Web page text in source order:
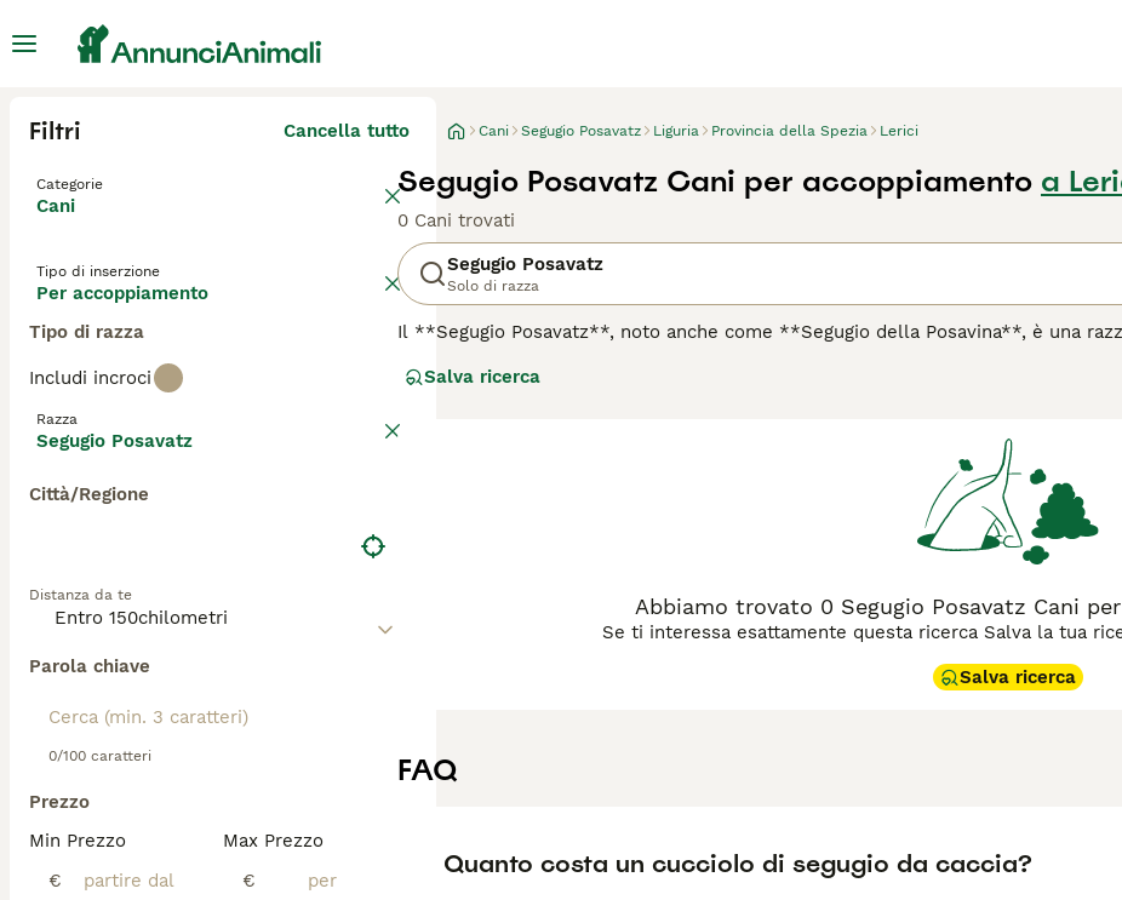
Filtri Cancella tutto
Categorie
Cani
Tipo di inserzione
Per accoppiamento
Tipo di razza
Includi incroci
Razza
Segugio Posavatz
Città/Regione
Distanza da te
Parola chiave
0/100 caratteri
Prezzo
Min Prezzo
€
Max Prezzo
€
Cani Segugio Posavatz Liguria Provincia della Spezia Lerici
Segugio Posavatz Cani per accoppiamento a
0 Cani trovati
Segugio Posavatz
Solo di razza
Il **Segugio Posavatz**, noto anche come **Segugio della Posavina**, è una
orecchie lunghe e pendenti che lo aiutano nella ricerca di prede. Il **Segugio
"Fulvo" e "Rosso" che richiamano il colore del suo mantello, mentre nomi come
velocità. Questo segugio si adatta bene a famiglie attive o cacciatori esperti,
le sue necessità fisiche e mentali. La sua natura affettuosa lo rende anche un
Salva ricerca
Abbiamo trovato 0 Segugio Posavatz Cani
Se ti interessa esattamente questa ricerca Salva la tua
Salva ricerca
FAQ
Quanto costa un cucciolo di segugio da caccia?